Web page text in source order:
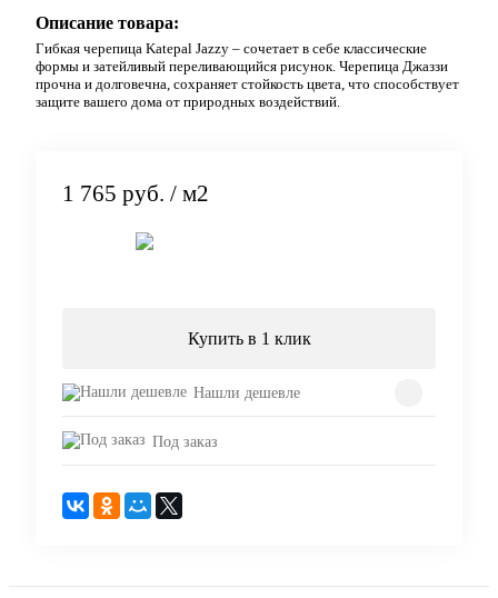
Описание товара:
Гибкая черепица Katepal Jazzy – сочетает в себе классические
формы и затейливый переливающийся рисунок. Черепица Джаззи
прочна и долговечна, сохраняет стойкость цвета, что способствует
защите вашего дома от природных воздействий.
1 765 руб. / м2
Купить в 1 клик
Нашли дешевле
Под заказ